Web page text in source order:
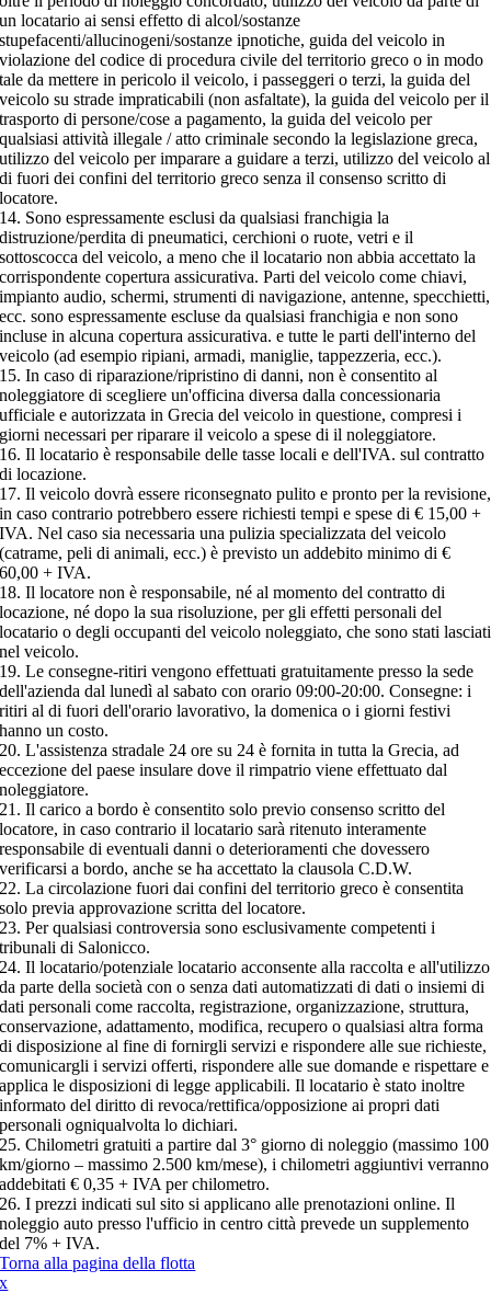
un locatario ai sensi effetto di alcol/sostanze
stupefacenti/allucinogeni/sostanze ipnotiche, guida del veicolo in
violazione del codice di procedura civile del territorio greco o in modo
tale da mettere in pericolo il veicolo, i passeggeri o terzi, la guida del
veicolo su strade impraticabili (non asfaltate), la guida del veicolo per il
trasporto di persone/cose a pagamento, la guida del veicolo per
qualsiasi attività illegale / atto criminale secondo la legislazione greca,
utilizzo del veicolo per imparare a guidare a terzi, utilizzo del veicolo al
di fuori dei confini del territorio greco senza il consenso scritto di
locatore.
14. Sono espressamente esclusi da qualsiasi franchigia la
distruzione/perdita di pneumatici, cerchioni o ruote, vetri e il
sottoscocca del veicolo, a meno che il locatario non abbia accettato la
corrispondente copertura assicurativa. Parti del veicolo come chiavi,
impianto audio, schermi, strumenti di navigazione, antenne, specchietti,
ecc. sono espressamente escluse da qualsiasi franchigia e non sono
incluse in alcuna copertura assicurativa. e tutte le parti dell'interno del
veicolo (ad esempio ripiani, armadi, maniglie, tappezzeria, ecc.).
15. In caso di riparazione/ripristino di danni, non è consentito al
noleggiatore di scegliere un'officina diversa dalla concessionaria
ufficiale e autorizzata in Grecia del veicolo in questione, compresi i
giorni necessari per riparare il veicolo a spese di il noleggiatore.
16. Il locatario è responsabile delle tasse locali e dell'IVA. sul contratto
di locazione.
17. Il veicolo dovrà essere riconsegnato pulito e pronto per la revisione,
in caso contrario potrebbero essere richiesti tempi e spese di € 15,00 +
IVA. Nel caso sia necessaria una pulizia specializzata del veicolo
(catrame, peli di animali, ecc.) è previsto un addebito minimo di €
60,00 + IVA.
18. Il locatore non è responsabile, né al momento del contratto di
locazione, né dopo la sua risoluzione, per gli effetti personali del
locatario o degli occupanti del veicolo noleggiato, che sono stati lasciati
nel veicolo.
19. Le consegne-ritiri vengono effettuati gratuitamente presso la sede
dell'azienda dal lunedì al sabato con orario 09:00-20:00. Consegne: i
ritiri al di fuori dell'orario lavorativo, la domenica o i giorni festivi
hanno un costo.
20. L'assistenza stradale 24 ore su 24 è fornita in tutta la Grecia, ad
eccezione del paese insulare dove il rimpatrio viene effettuato dal
noleggiatore.
21. Il carico a bordo è consentito solo previo consenso scritto del
locatore, in caso contrario il locatario sarà ritenuto interamente
responsabile di eventuali danni o deterioramenti che dovessero
verificarsi a bordo, anche se ha accettato la clausola C.D.W.
22. La circolazione fuori dai confini del territorio greco è consentita
solo previa approvazione scritta del locatore.
23. Per qualsiasi controversia sono esclusivamente competenti i
tribunali di Salonicco.
24. Il locatario/potenziale locatario acconsente alla raccolta e all'utilizzo
da parte della società con o senza dati automatizzati di dati o insiemi di
dati personali come raccolta, registrazione, organizzazione, struttura,
conservazione, adattamento, modifica, recupero o qualsiasi altra forma
di disposizione al fine di fornirgli servizi e rispondere alle sue richieste,
comunicargli i servizi offerti, rispondere alle sue domande e rispettare e
applica le disposizioni di legge applicabili. Il locatario è stato inoltre
informato del diritto di revoca/rettifica/opposizione ai propri dati
personali ogniqualvolta lo dichiari.
25. Chilometri gratuiti a partire dal 3° giorno di noleggio (massimo 100
km/giorno – massimo 2.500 km/mese), i chilometri aggiuntivi verranno
addebitati € 0,35 + IVA per chilometro.
26. I prezzi indicati sul sito si applicano alle prenotazioni online. Il
noleggio auto presso l'ufficio in centro città prevede un supplemento
del 7% + IVA.
Torna alla pagina della flotta
x